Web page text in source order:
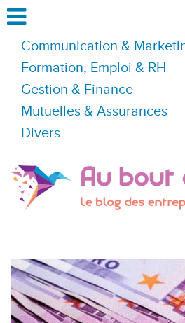
Communication &
Formation, Emploi & RH
Gestion & Finance
Mutuelles & Assurances
Divers